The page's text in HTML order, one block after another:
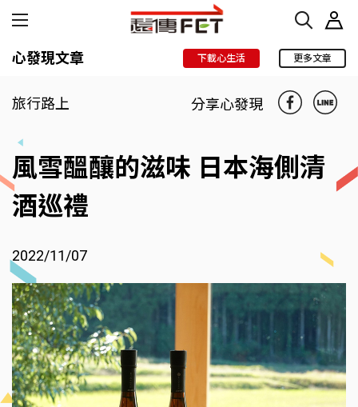
心發現文章 下載心生活 更多文章
旅行路上 分享心發現
風雪醞釀的滋味 日本海側清
酒巡禮
2022/11/07